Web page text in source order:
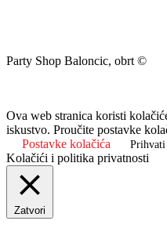
Party Shop Baloncic, obrt ©
Ova web stranica koristi
iskustvo. Proučite postavke
Postavke kolačića
Prihvati
Kolačići i politika privatnosti
Zatvori